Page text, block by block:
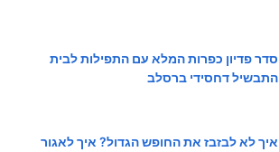
סדר פדיון כפרות המלא עם התפילות לבית
התבשיל דחסידי ברסלב
איך לא לבזבז את החופש הגדול? איך לאגור